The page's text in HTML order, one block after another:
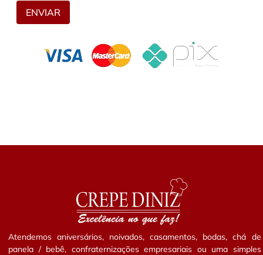
Atendemos aniversários, noivados, casamentos, bodas, chá de
panela / bebê, confraternizações empresariais ou uma simples